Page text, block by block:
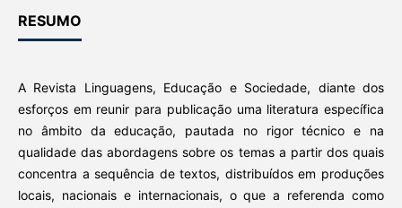
RESUMO
A Revista Linguagens, Educação e Sociedade, diante dos
esforços em reunir para publicação uma literatura específica
no âmbito da educação, pautada no rigor técnico e na
qualidade das abordagens sobre os temas a partir dos quais
concentra a sequência de textos, distribuídos em produções
locais, nacionais e internacionais, o que a referenda como